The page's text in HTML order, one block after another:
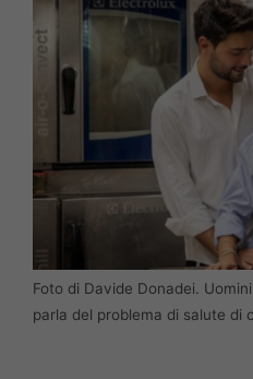
Foto di Davide Donadei.
parla del problema di salute di